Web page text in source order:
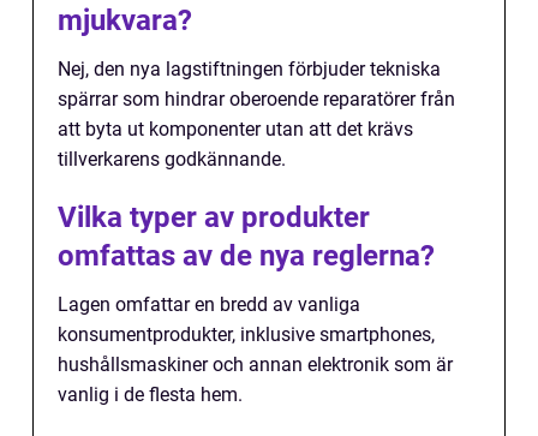
mjukvara?
Nej, den nya lagstiftningen förbjuder tekniska
spärrar som hindrar oberoende reparatörer från
att byta ut komponenter utan att det krävs
tillverkarens godkännande.
Vilka typer av produkter
omfattas av de nya reglerna?
Lagen omfattar en bredd av vanliga
konsumentprodukter, inklusive smartphones,
hushållsmaskiner och annan elektronik som är
vanlig i de flesta hem.